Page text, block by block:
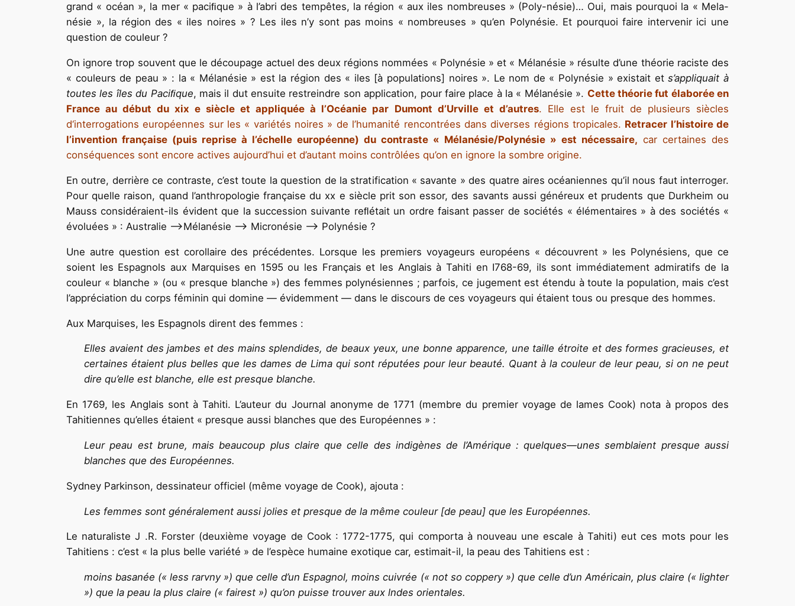
grand « océan », la mer « paciﬁque » à l’abri des tempêtes, la région « aux iles nombreuses » (Poly-nésie)… Oui, mais pourquoi la « Mela-
nésie », la région des « iles noires » ? Les iles n’y sont pas moins « nombreuses » qu’en Polynésie. Et pourquoi faire intervenir ici une
question de couleur ?
On ignore trop souvent que le découpage actuel des deux régions nommées « Polynésie » et « Mélanésie » résulte d’une théorie raciste des
« couleurs de peau » : la « Mélanésie » est la région des « iles [à populations] noires ». Le nom de « Polynésie » existait ets’appliquait à
toutes les îles du Paciﬁque, mais il dut ensuite restreindre son application, pour faire place à la « Mélanésie ». Cette théorie fut élaborée en
France au début du xix e siècle et appliquée à l’Océanie par Dumont d’Urville et d’autres. Elle est le fruit de plusieurs siècles
d‘interrogations européennes sur les « variétés noires » de l’humanité rencontrées dans diverses régions tropicales. Retracer l’histoire de
l’invention française (puis reprise à l’échelle européenne) du contraste « Mélanésie/Polynésie » est nécessaire, car certaines des
conséquences sont encore actives aujourd’hui et d’autant moins contrôlées qu’on en ignore la sombre origine.
En outre, derrière ce contraste, c’est toute la question de la stratification « savante » des quatre aires océaniennes qu’il nous faut interroger.
Pour quelle raison, quand l’anthropologie française du xx e siècle prit son essor, des savants aussi généreux et prudents que Durkheim ou
Mauss considéraient-ils évident que la succession suivante reﬂétait un ordre faisant passer de sociétés « élémentaires » à des sociétés «
évoluées » : Australie —>Mélanésie —> Micronésie —> Polynésie ?
Une autre question est corollaire des précédentes. Lorsque les premiers voyageurs européens « découvrent » les Polynésiens, que ce
soient les Espagnols aux Marquises en 1595 ou les Français et les Anglais à Tahiti en I768-69, ils sont immédiatement admiratifs de la
couleur « blanche » (ou « presque blanche ») des femmes polynésiennes ; parfois, ce jugement est étendu à toute la population, mais c’est
l’appréciation du corps féminin qui domine — évidemment — dans le discours de ces voyageurs qui étaient tous ou presque des hommes.
Aux Marquises, les Espagnols dirent des femmes :
Elles avaient des jambes et des mains splendides, de beaux yeux, une bonne apparence, une taille étroite et des formes gracieuses, et
certaines étaient plus belles que les dames de Lima qui sont réputées pour leur beauté. Quant à la couleur de leur peau, si on ne peut
dire qu’elle est blanche, elle est presque blanche.
En 1769, les Anglais sont à Tahiti. L’auteur du Journal anonyme de 1771 (membre du premier voyage de lames Cook) nota à propos des
Tahitiennes qu’elles étaient « presque aussi blanches que des Européennes » :
Leur peau est brune, mais beaucoup plus claire que celle des indigènes de l’Amérique : quelques—unes semblaient presque aussi
blanches que des Européennes.
Sydney Parkinson, dessinateur officiel (même voyage de Cook), ajouta :
Les femmes sont généralement aussi jolies et presque de la même couleur [de peau] que les Européennes.
Le naturaliste J .R. Forster (deuxième voyage de Cook : 1772-1775, qui comporta à nouveau une escale à Tahiti) eut ces mots pour les
Tahitiens : c’est « la plus belle variété » de l’espèce humaine exotique car, estimait-il, la peau des Tahitiens est :
moins basanée (« less rarvny ») que celle d’un Espagnol, moins cuivrée (« not so coppery ») que celle d’un Américain, plus claire (« lighter
») que la peau la plus claire (« fairest ») qu’on puisse trouver aux lndes orientales.